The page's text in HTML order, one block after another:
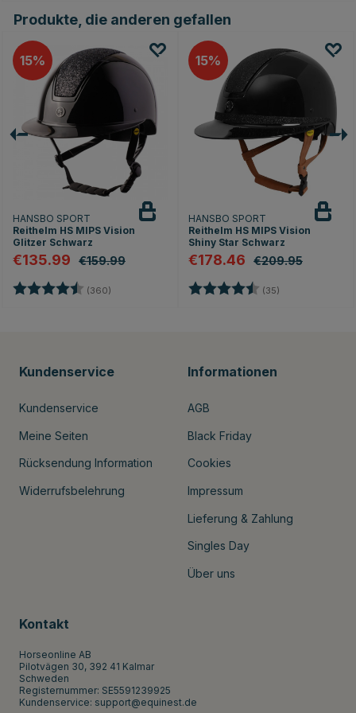
Produkte, die anderen gefallen
15
HANSBO SPORT
Reithelm HS MIPS Vision
Glitzer Schwarz
€135.99 €159.99
Bewertung: (360) 4.7 von 5 Sternen
15
HANSBO SPORT
Reithelm HS MIPS Vision
Shiny Star Schwarz
€178.46 €209.95
Bewertung: (35)
Kundenservice
Kundenservice
Meine Seiten
Rücksendung Information
Widerrufsbelehrung
Informationen
AGB
Black Friday
Cookies
Impressum
Lieferung & Zahlung
Singles Day
Über uns
Kontakt
Horseonline AB
Pilotvägen 30, 392 41 Kalmar
Schweden
Registernummer: SE5591239925
Kundenservice: support@equinest.de